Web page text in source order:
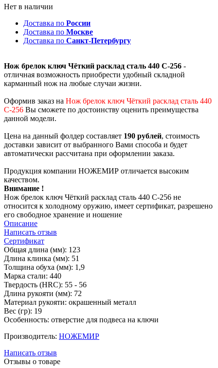
Нет в наличии
Доставка по России
Доставка по Москве
Доставка по Санкт-Петербургу
Нож брелок ключ Чёткий расклад сталь 440 C-256 -
отличная возможность приобрести удобный складной
карманный нож на любые случаи жизни.
Оформив заказ на Нож брелок ключ Чёткий расклад сталь 440
C-256 Вы сможете по достоинству оценить преимущества
данной модели.
Цена на данный фолдер составляет 190 рублей, стоимость
доставки зависит от выбранного Вами способа и будет
автоматически рассчитана при оформлении заказа.
Продукция компании НОЖЕМИР отличается высоким
качеством.
Внимание !
Нож брелок ключ Чёткий расклад сталь 440 C-256 не
относится к холодному оружию, имеет сертификат, разрешено
его свободное хранение и ношение
Описание
Написать отзыв
Сертификат
Общая длина (мм): 123
Длина клинка (мм): 51
Толщина обуха (мм): 1,9
Марка стали: 440
Твердость (HRC): 55 - 56
Длина рукояти (мм): 72
Материал рукояти: окрашенный металл
Вес (гр): 19
Особенность: отверстие для подвеса на ключи
Производитель: НОЖЕМИР
Написать отзыв
Отзывы о товаре